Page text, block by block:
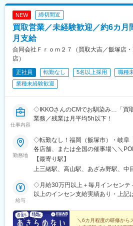
駅、大山駅(東京都)、モレラ岐阜駅
県)、伏屋駅、吉塚駅、伊予三島駅
守谷駅、ゆめみ野駅、北春日部駅、
駅、内宿駅、柏の葉キャンパス駅、
武動物公園駅、上板橋駅、本厚木駅
田駅(神奈川県)、向ケ丘遊園駅、北
里駅、栗橋駅、樅山駅、湯河原駅、
駅、楡木駅、原木中山駅、東林間駅
竹向原駅、鶴間駅、西大島駅、新浦
駅、新守谷駅、流山おおたかの森駅
駅、瀬谷駅、北茅ケ崎駅、千葉ニュ
西立川駅、北八王子駅、三鷹駅、曳
崎台駅、並木北駅、古淵駅、矢板駅
辺駅、中野坂上駅、広電廿日市駅、
港駅(大阪モノレール)、狛江駅、芳
保原駅、肥後橋駅、下板橋駅、登戸
南林間駅、志村坂上駅、駅東公園前
川駅、逗子・葉山駅、宮前平駅、並
山陽女学園前駅、球場前駅(高知県)
NEW 締切間近
買取営業／未経験歓迎／約6カ月
月支給
合同会社Ｆｒｏｍ２７（買取大吉／飯塚店
店）
正社員 転勤なし 5名以上採用
職種
業種未経験歓迎
仕事内容
◇IKKOさんのCMでお馴染み…「買
業務／残業は月平均5h以下！
勤務地
◇転勤なし！福岡（飯塚市）・岐阜
各店舗、または全国の催事場＼＼
★U・Iターン歓迎★飯塚・高山はオ
塚店、高山店はマイカー通勤OK★催
福岡県飯塚市有安429-1・新飯塚駅
駅前店・岐阜県高山市昭和町1-320
野1-3-3 第2金子ハイツ1F・あざみ
目黒駅前店東京都目黒区上目黒1-17-
【最寄り駅】
上三緒駅、高山駅、あざみ野駅、中
給与
◇月給30万円以上＋毎月インセンテ
以上のインセン支給実績あり・上記
毎月インセンティブ＋各種手当にな
考慮の上で決定します。＼豊かな経
＼6カ月程度の研修から